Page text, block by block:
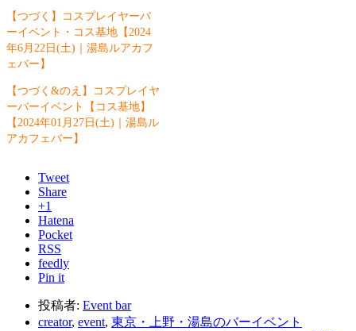
【つづく】コスプレイヤーバ
ーイベント・コス基地【2024
年6月22日(土)｜湯島ルアカフ
ェバー】
【つづく&のえ】コスプレイヤ
ーバーイベント【コス基地】
【2024年01月27日(土)｜湯島ル
アカフェバー】
Tweet
Share
+1
Hatena
Pocket
RSS
feedly
Pin it
投稿者: Event bar
creator, event, 東京・上野・湯島のバーイベント